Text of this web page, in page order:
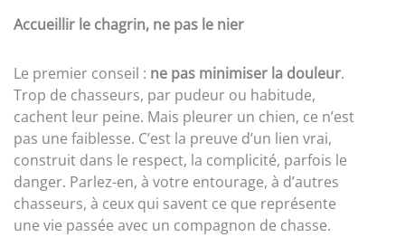
Accueillir le chagrin, ne pas le nier
Le premier conseil : ne pas minimiser la douleur.
Trop de chasseurs, par pudeur ou habitude,
cachent leur peine. Mais pleurer un chien, ce n’est
pas une faiblesse. C’est la preuve d’un lien vrai,
construit dans le respect, la complicité, parfois le
danger. Parlez-en, à votre entourage, à d’autres
chasseurs, à ceux qui savent ce que représente
une vie passée avec un compagnon de chasse.